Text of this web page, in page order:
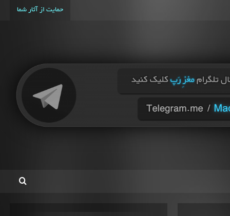
حمایت از آثار شما